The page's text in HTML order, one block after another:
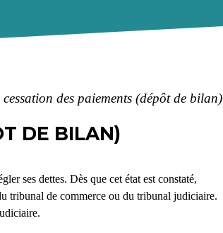
des paiements (dépôt de bilan)
DE BILAN)
ses dettes. Dès que cet état est constaté,
tribunal de commerce ou du tribunal judiciaire.